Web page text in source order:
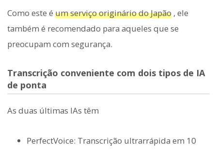
Como este é um serviço originário do Japão , ele
também é recomendado para aqueles que se
preocupam com segurança.
Transcrição conveniente com dois tipos de IA
de ponta
As duas últimas IAs têm
PerfectVoice: Transcrição ultrarrápida em 10